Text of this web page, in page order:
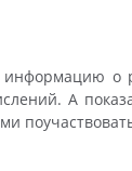
о
А